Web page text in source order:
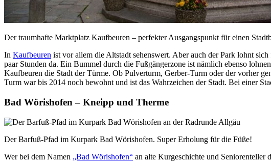
Der traumhafte Marktplatz Kaufbeuren – perfekter Ausgangspunkt für einen
In Kaufbeuren ist vor allem die Altstadt sehenswert. Aber auch der Park lohnt
paar Stunden da. Ein Bummel durch die Fußgängerzone ist nämlich ebenso
Kaufbeuren die Stadt der Türme. Ob Pulverturm, Gerber-Turm oder der vorher
Turm war bis 2014 noch bewohnt und ist das Wahrzeichen der Stadt. Bei einer
Bad Wörishofen – Kneipp und Therme
Der Barfuß-Pfad im Kurpark Bad Wörishofen. Super Erholung für die Füße!
Wer bei dem Namen „Bad Wörishofen“ an alte Kurgeschichte und